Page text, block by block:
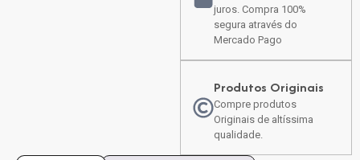
juros. Compra 100%
segura através do
Mercado Pago
Produtos Originais
Compre produtos
Originais de altíssima
qualidade.